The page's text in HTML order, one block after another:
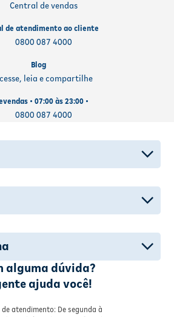
Central de vendas
de atendimento ao cliente
0800 087 4000
Blog
leia e compartilhe
• 07:00 às 23:00 •
0800 087 4000
alguma dúvida?
ajuda você!
atendimento: De segunda à